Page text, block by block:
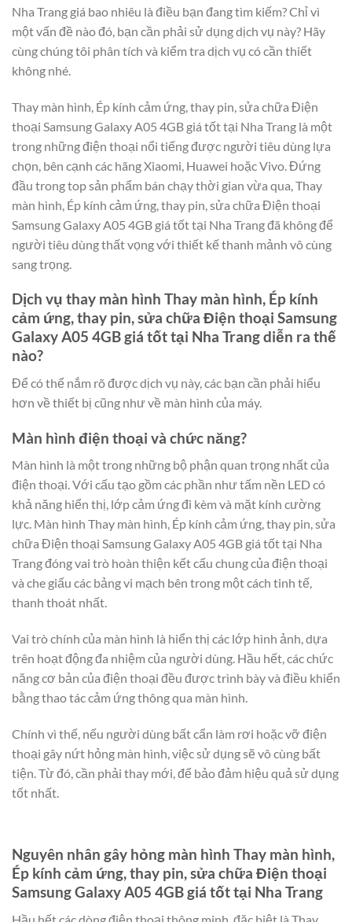
Nha Trang giá bao nhiêu là điều bạn đang tìm kiếm? Chỉ vì
một vấn đề nào đó, bạn cần phải sử dụng dịch vụ này? Hãy
cùng chúng tôi phân tích và kiểm tra dịch vụ có cần thiết
không nhé.
Thay màn hình, Ép kính cảm ứng, thay pin, sửa chữa Điện
thoại Samsung Galaxy A05 4GB giá tốt tại Nha Trang là một
trong những điện thoại nổi tiếng được người tiêu dùng lựa
chọn, bên cạnh các hãng Xiaomi, Huawei hoặc Vivo. Đứng
đầu trong top sản phẩm bán chạy thời gian vừa qua, Thay
màn hình, Ép kính cảm ứng, thay pin, sửa chữa Điện thoại
Samsung Galaxy A05 4GB giá tốt tại Nha Trang đã không để
người tiêu dùng thất vọng với thiết kế thanh mảnh vô cùng
sang trọng.
Dịch vụ thay màn hình Thay màn hình, Ép kính
cảm ứng, thay pin, sửa chữa Điện thoại Samsung
Galaxy A05 4GB giá tốt tại Nha Trang diễn ra thế
nào?
Để có thể nắm rõ được dịch vụ này, các bạn cần phải hiểu
hơn về thiết bị cũng như về màn hình của máy.
Màn hình điện thoại và chức năng?
Màn hình là một trong những bộ phận quan trọng nhất của
điện thoại. Với cấu tạo gồm các phần như tấm nền LED có
khả năng hiển thị, lớp cảm ứng đi kèm và mặt kính cường
lực. Màn hình Thay màn hình, Ép kính cảm ứng, thay pin, sửa
chữa Điện thoại Samsung Galaxy A05 4GB giá tốt tại Nha
Trang đóng vai trò hoàn thiện kết cấu chung của điện thoại
và che giấu các bảng vi mạch bên trong một cách tinh tế,
thanh thoát nhất.
Vai trò chính của màn hình là hiển thị các lớp hình ảnh, dựa
trên hoạt động đa nhiệm của người dùng. Hầu hết, các chức
năng cơ bản của điện thoại đều được trình bày và điều khiển
bằng thao tác cảm ứng thông qua màn hình.
Chính vì thế, nếu người dùng bất cẩn làm rơi hoặc vỡ điện
thoại gây nứt hỏng màn hình, việc sử dụng sẽ vô cùng bất
tiện. Từ đó, cần phải thay mới, để bảo đảm hiệu quả sử dụng
tốt nhất.
Nguyên nhân gây hỏng màn hình Thay màn hình,
Ép kính cảm ứng, thay pin, sửa chữa Điện thoại
Samsung Galaxy A05 4GB giá tốt tại Nha Trang